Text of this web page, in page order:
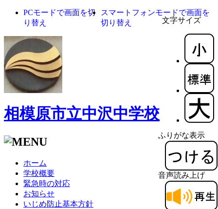
文字サイズ
ふりがな表示
音声読み上げ
PCモードで画面を切
り替え
スマートフォンモードで画面を
切り替え
相模原市立中沢中学校
ホーム
学校概要
緊急時の対応
お知らせ
いじめ防止基本方針